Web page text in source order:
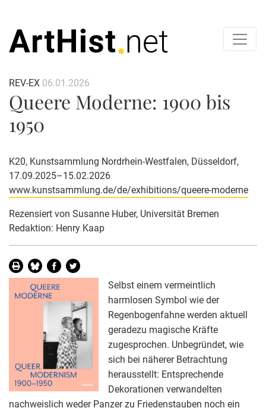
REV-EX 06.01.2026
Queere Moderne: 1900 bis
1950
K20, Kunstsammlung Nordrhein-Westfalen, Düsseldorf,
17.09.2025–15.02.2026
www.kunstsammlung.de/de/exhibitions/queere-moderne
Rezensiert von Susanne Huber, Universität Bremen
Redaktion: Henry Kaap
Selbst einem vermeintlich
harmlosen Symbol wie der
Regenbogenfahne werden aktuell
geradezu magische Kräfte
zugesprochen. Unbegründet, wie
sich bei näherer Betrachtung
herausstellt: Entsprechende
Dekorationen verwandelten
nachweislich weder Panzer zu Friedenstauben noch ein